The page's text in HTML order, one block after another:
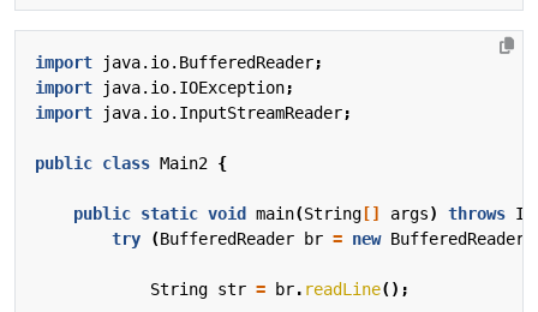
import java.io.BufferedReader;
import
java.io.IOException;
import
java.io.InputStreamReader;
public class Main2 {
public static void main(String [] args) throws
try
(BufferedReader br = new BufferedReader
String str = br. readLine();